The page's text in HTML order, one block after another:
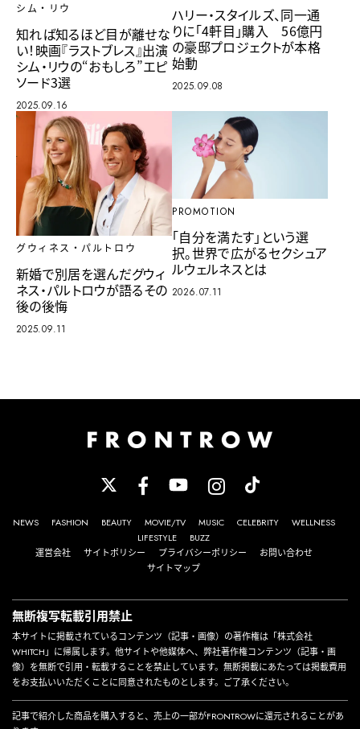
シム・リウ
知れば知るほど目が離せな
い！映画『ラストブレス』出演
シム・リウの“おもしろ”エピ
ソード3選
2025.09.16
ハリー・スタイルズ、同一通
りに「4軒目」購入 56億円
の豪邸プロジェクトが本格
始動
2025.09.08
グウィネス・パルトロウ
新婚で別居を選んだグウィ
ネス・パルトロウが語るその
後の後悔
2025.09.11
PROMOTION
「自分を満たす」という選
択。世界で広がるセクシュア
ルウェルネスとは
2026.07.11
NEWS FASHION BEAUTY MOVIE/TV MUSIC CELEBRITY
WELLNESS
LIFESTYLE
BUZZ
運営会社
サイトポリシー プライバシーポリシー
お問い合わせ
サイトマップ
無断複写転載引用禁止
本サイトに掲載されているコンテンツ（記事・画像）の著作権は「株式会社
WHITCH」に帰属します。他サイトや他媒体へ、弊社著作権コンテンツ（記事・画
像）を無断で引用・転載することを禁止しています。無断掲載にあたっては掲載費用
をお支払いいただくことに同意されたものとします。ご了承ください。
記事で紹介した商品を購入すると、売上の一部がFRONTROWに還元されることがあ